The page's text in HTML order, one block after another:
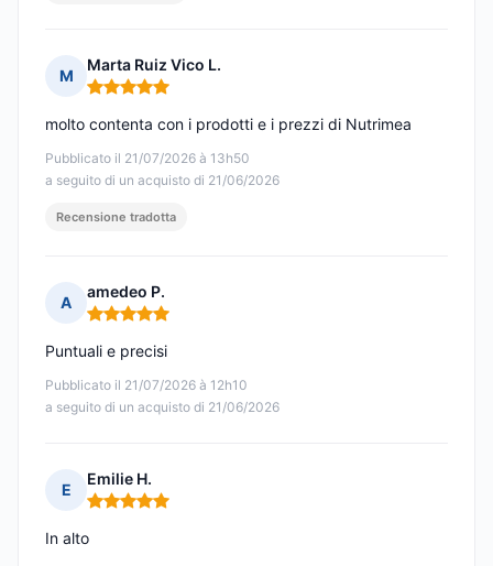
M
Marta Ruiz Vico L.
Nota: 5 su 5
Pubblicato il 21/07/2026 à 13h50
a seguito di un acquisto di 21/06/2026
molto contenta con i prodotti e i prezzi di Nutrimea
Recensione tradotta
A
amedeo P.
Nota: 5 su 5
Pubblicato il 21/07/2026 à 12h10
a seguito di un acquisto di 21/06/2026
Puntuali e precisi
E
Emilie H.
Nota: 5 su 5
In alto